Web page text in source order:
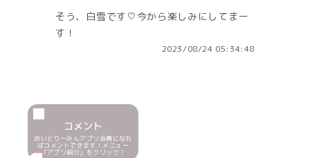
そう、白雪です♡今から楽しみにしてまー
す！
2023/08/24 05:34:48
コメント
めいどりーみんアプリ会員になれ
ばコメントできます！メニュー
「アプリ紹介」をクリック！